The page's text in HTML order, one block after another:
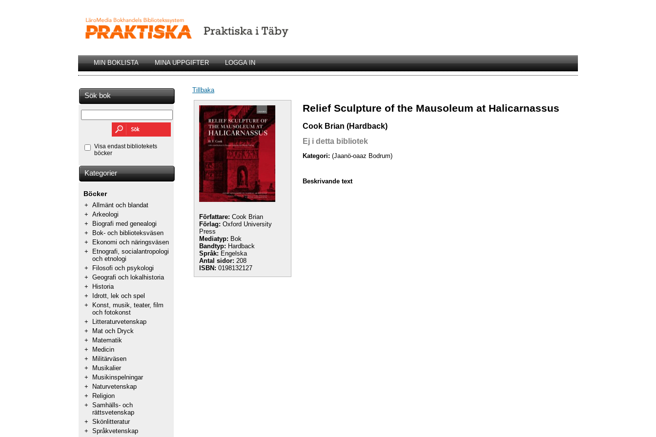
MIN BOKLISTA MINA UPPGIFTER LOGGA IN
Sök bok
Visa endast bibliotekets
böcker
Kategorier
Böcker
+ Allmänt och blandat
+ Arkeologi
+
Biografi med genealogi
+
Bok- och biblioteksväsen
+
Ekonomi och näringsväsen
+
Etnografi, socialantropologi
och etnologi
+
Filosofi och psykologi
+ Geografi och lokalhistoria
+
Historia
+
Idrott, lek och spel
+
Konst, musik, teater, film
och fotokonst
+
Litteraturvetenskap
+
Mat och Dryck
+
Matematik
+
Medicin
+
Militärväsen
+
Musikalier
+
Musikinspelningar
+
Naturvetenskap
+
Religion
+ Samhälls- och
rättsvetenskap
+ Skönlitteratur
+ Språkvetenskap
Tillbaka
Författare: Cook Brian
Förlag: Oxford University
Press
Mediatyp: Bok
Bandtyp: Hardback
Språk: Engelska
Antal sidor: 208
ISBN: 0198132127
Relief Sculpture of the Mausoleum at Halicarnassus
Cook Brian (Hardback)
Ej i detta bibliotek
Kategori: (Jaanö-oaaz Bodrum)
Beskrivande text